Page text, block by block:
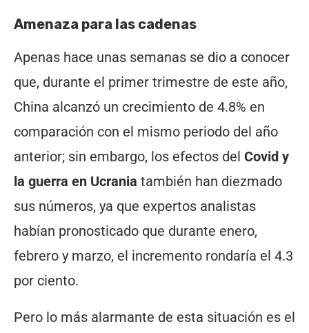
Amenaza para las cadenas
Apenas hace unas semanas se dio a conocer
que, durante el primer trimestre de este año,
China alcanzó un crecimiento de 4.8% en
comparación con el mismo periodo del año
anterior; sin embargo, los efectos del Covid y
la guerra en Ucrania también han diezmado
sus números, ya que expertos analistas
habían pronosticado que durante enero,
febrero y marzo, el incremento rondaría el 4.3
por ciento.
Pero lo más alarmante de esta situación es el